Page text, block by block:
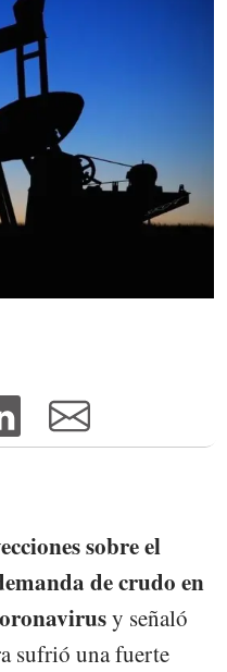
sobre el
de crudo en
y señaló
sufrió una fuerte